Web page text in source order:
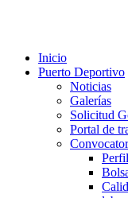
Inicio
Puerto Deportivo
Noticias
Galerías
Solicitud
Portal de